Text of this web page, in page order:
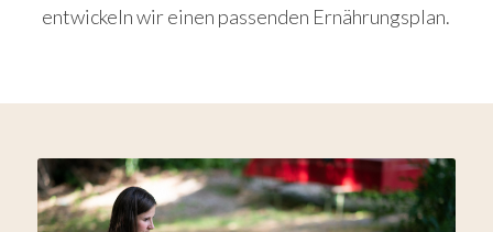
entwickeln wir einen passenden Ernährungsplan.